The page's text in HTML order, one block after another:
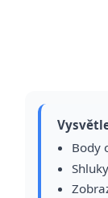
Body